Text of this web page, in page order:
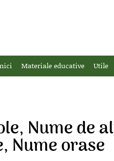
Materiale educative Utile
Nume de
Nume orase